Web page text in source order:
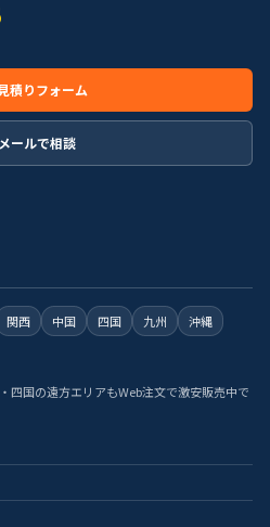
積りフォーム
ールで相談
関西 中国 四国 九州
沖縄
四国の遠方エリアもWeb注文で激安販売中で